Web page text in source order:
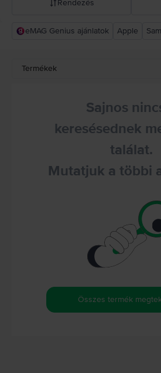
Rendezés
Rejoy ajánlás
eMAG Genius ajánlatok Apple
Termékek
Sajnos
keresésednek
találat.
Mutatjuk a többi
Összes termék